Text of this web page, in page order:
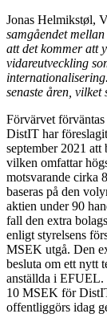
Jonas Helmikstøl,
samgåendet
att det kommer att
vidareutveckling
senaste åren,
Förvärvet förväntas
DistIT har
september 2021 att
vilken omfattar
motsvarande cirka
baseras på den
aktien under 90
fall den extra
enligt styrelsens
MSEK utgå. Den
besluta om ett nytt
anställda i EFUEL.
10 MSEK för
offentliggörs idag